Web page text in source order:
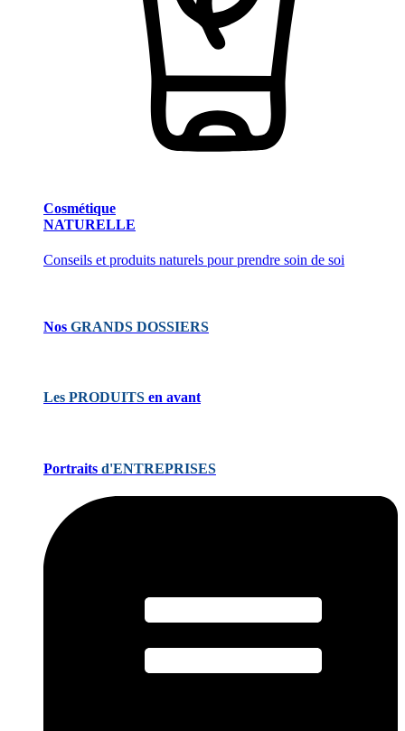
Cosmétique
NATURELLE
Conseils et produits naturels pour prendre soin de soi
Nos GRANDS DOSSIERS
Les PRODUITS en avant
Portraits d'ENTREPRISES